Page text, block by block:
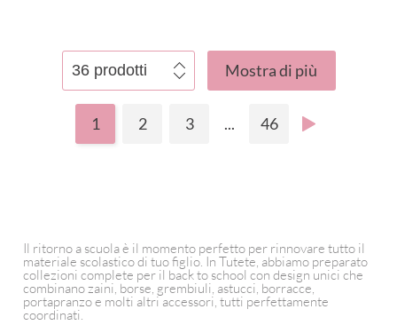
Mostra di più
1 2 3 ... 46
Il ritorno a scuola è il momento perfetto per rinnovare tutto il
materiale scolastico di tuo figlio. In Tutete, abbiamo preparato
collezioni complete per il back to school con design unici che
combinano zaini, borse, grembiuli, astucci, borracce,
portapranzo e molti altri accessori, tutti perfettamente
coordinati.